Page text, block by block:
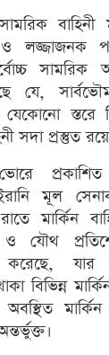
বাহিনী
সামরিক
যে,
যেকোনো
সদা প্রস্তুত
মূল
মার্কিন
ও যৌথ
করেছে,
বিভিন্ন
অবস্থিত